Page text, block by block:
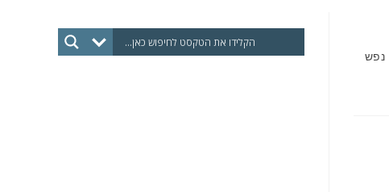
נפש